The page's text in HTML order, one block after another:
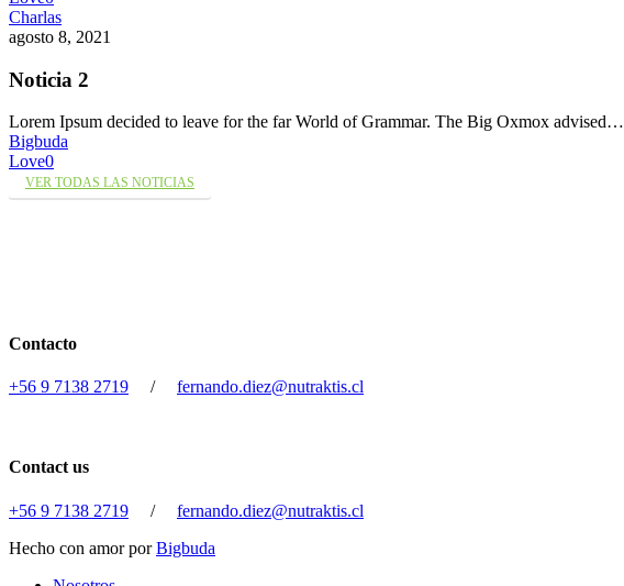
Charlas
agosto 8, 2021
Noticia 2
Lorem Ipsum decided to leave for the far World of Grammar. The Big Oxmox advised…
Bigbuda
Love0
VER TODAS LAS NOTICIAS
Contacto
+56 9 7138 2719 / fernando.diez@nutraktis.cl
Contact us
+56 9 7138 2719 / fernando.diez@nutraktis.cl
Hecho con amor porBigbuda